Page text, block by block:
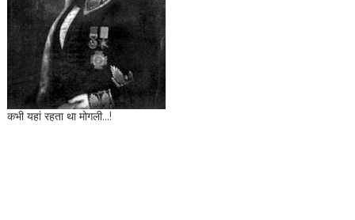
कभी यहां रहता था मोगली...!